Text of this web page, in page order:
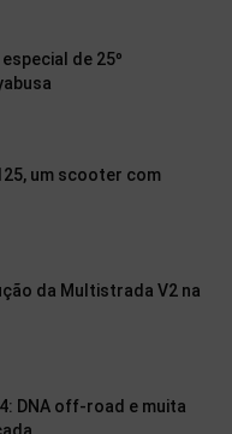
de 25º
um scooter com
da Multistrada V2 na
DNA off-road e muita